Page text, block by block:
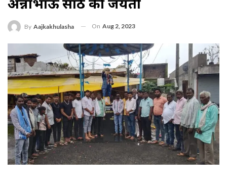
By Aajkakhulasha On Aug 2, 2023